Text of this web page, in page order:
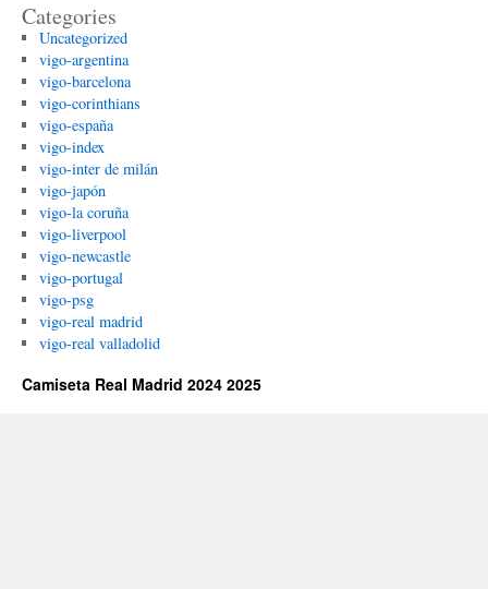
Categories
Uncategorized
vigo-argentina
vigo-barcelona
vigo-corinthians
vigo-españa
vigo-index
vigo-inter de milán
vigo-japón
vigo-la coruña
vigo-liverpool
vigo-newcastle
vigo-portugal
vigo-psg
vigo-real madrid
vigo-real valladolid
Camiseta Real Madrid 2024 2025